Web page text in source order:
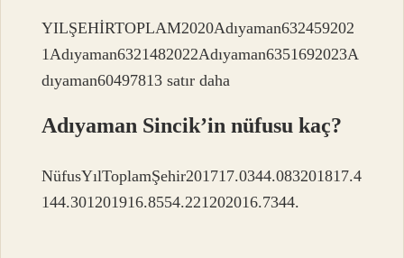
YILŞEHİRTOPLAM2020Adıyaman632459202
1Adıyaman6321482022Adıyaman6351692023A
dıyaman60497813 satır daha
Adıyaman Sincik’in nüfusu kaç?
NüfusYılToplamŞehir201717.0344.083201817.4
144.301201916.8554.221202016.7344.